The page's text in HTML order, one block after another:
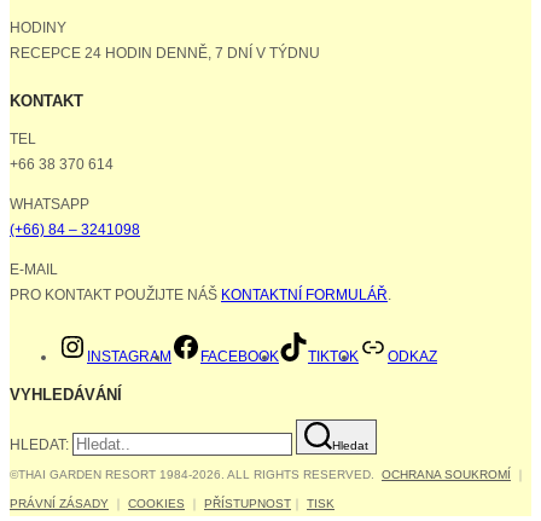
HODINY
RECEPCE 24 HODIN DENNĚ, 7 DNÍ V TÝDNU
KONTAKT
TEL
+66 38 370 614
WHATSAPP
(+66) 84 – 3241098
E-MAIL
PRO KONTAKT POUŽIJTE NÁŠ KONTAKTNÍ FORMULÁŘ.
INSTAGRAM FACEBOOK TIKTOK ODKAZ
VYHLEDÁVÁNÍ
HLEDAT: Hledat
©THAI GARDEN RESORT 1984-2026. ALL RIGHTS RESERVED. OCHRANA SOUKROMÍ
PRÁVNÍ ZÁSADY COOKIES PŘÍSTUPNOST TISK